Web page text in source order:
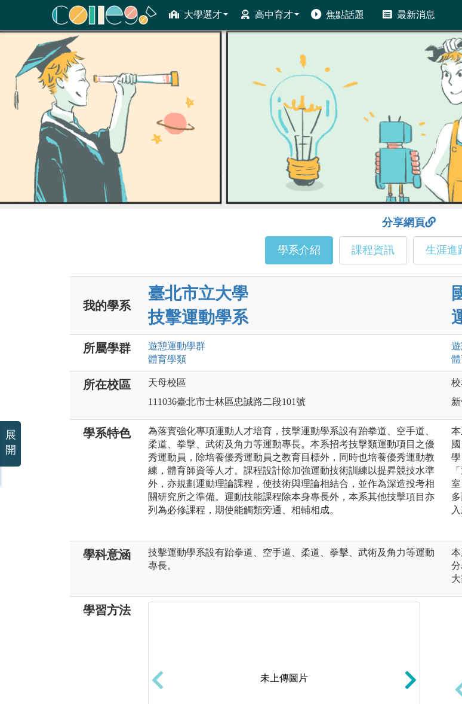
大學選才 高中育才 焦點話題 最新消息
ColleGo! 大學選才與高中育才輔助系統
分享網頁
學系介紹 課程資訊 生涯進
我的學系
臺北市立大學
技擊運動學系
所屬學群 遊憩運動學群
體育學類
所在校區
天母校區
111036臺北市士林區忠誠路二段101號
學系特色
為落實強化專項運動人才培育，技擊運動學系設有跆拳道、空手道、
柔道、拳擊、武術及角力等運動專長。本系招考技擊類運動項目之優
秀運動員，除培養優秀運動員之教育目標外，同時也培養優秀運動教
練，體育師資等人才。課程設計除加強運動技術訓練以提昇競技水準
外，亦規劃運動理論課程，使技術與理論相結合，並作為深造投考相
關研究所之準備。運動技能課程除本身專長外，本系其他技擊項目亦
列為必修課程，期使能觸類旁通、相輔相成。
學科意涵
技擊運動學系設有跆拳道、空手道、柔道、拳擊、武術及角力等運動
專長。
學習方法
未上傳圖片
展
開